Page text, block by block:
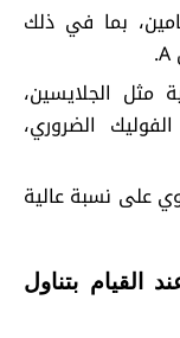
على أكثر من 12 فيتامين، بما في ذلك
مثل الجلايسين،
الضروري،
على نسبة عالية
القيام بتناول